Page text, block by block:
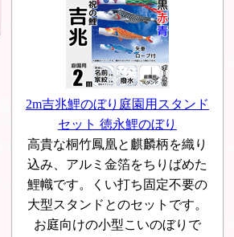
2m吉兆鯉のぼり庭園用スタンド
セット 徳永鯉のぼり
高貴な桐竹鳳凰と麒麟柄を織り
込み、アルミ金箔をちりばめた
鯉幟です。くい打ち固定不要の
大型スタンドとのセットです。
お庭向けの小型こいのぼりで